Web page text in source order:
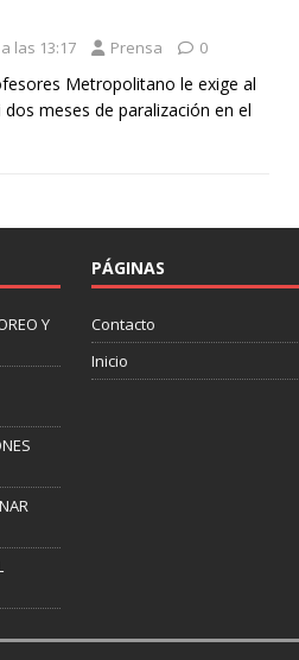
las 13:17 Prensa 0
Metropolitano le exige al
meses de paralización en el
Y
PÁGINAS
Contacto
Inicio